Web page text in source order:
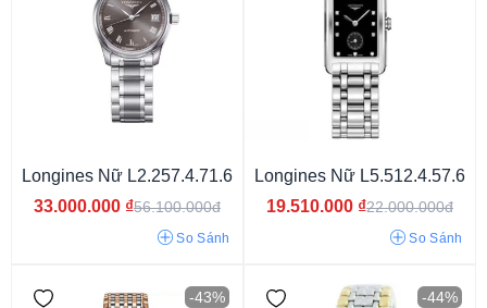
Mặt tròn
Longines Nữ L2.257.4.71.6
33.000.000 ₫56.100.000đ
So Sánh
Longines Nữ L5.512.4.57.6
19.510.000 ₫22.000.000đ
So Sánh
-43% -44%